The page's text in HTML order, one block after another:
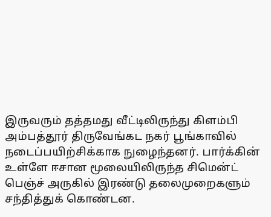
இருவரும் தத்தமது வீட்டிலிருந்து கிளம்பி
அம்பத்தூர் திருவேங்கட நகர் பூங்காவில்
நடைப்பயிற்சிக்காக நுழைந்தனர். பார்க்கின்
உள்ளே ஈசான மூலையிலிருந்த சிமென்ட்
பெஞ்ச் அருகில் இரண்டு தலைமுறைகளும்
சந்தித்துக் கொண்டன.